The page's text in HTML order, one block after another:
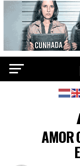
AMOR